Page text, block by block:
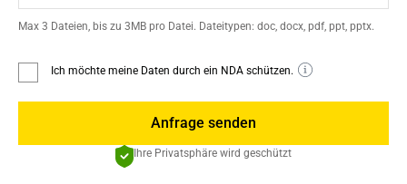
Max 3 Dateien, bis zu 3MB pro Datei. Dateitypen: doc, docx, pdf, ppt, pptx.
Ich möchte meine Daten durch ein NDA schützen.
Anfrage senden
Ihre Privatsphäre wird geschützt